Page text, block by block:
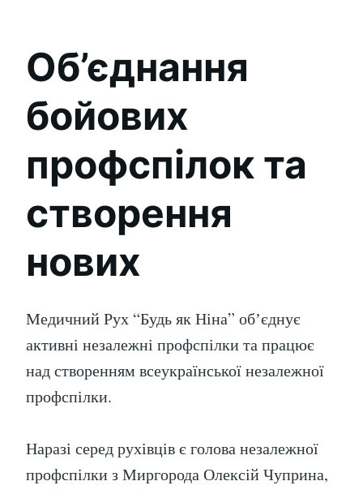
Об’єднання
бойових
профспілок та
створення
нових
Медичний Рух “Будь як Ніна” обʼєднує
активні незалежні профспілки та працює
над створенням всеукраїнської незалежної
профспілки.
Наразі серед рухівців є голова незалежної
профспілки з Миргорода Олексій Чуприна,